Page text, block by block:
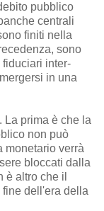
pubblico
centrali
finiti nella
sono
inter-
in una
La prima è che la
non può
monetario verrà
bloccati dalla
è altro che il
dell'era della